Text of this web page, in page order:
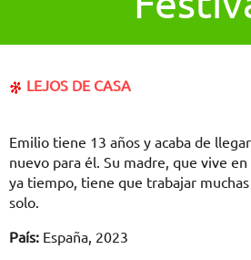
LEJOS DE CASA
Emilio tiene 13 años y acaba de
nuevo para él. Su madre, que vive
ya tiempo, tiene que trabajar muchas
solo.
País: España, 2023